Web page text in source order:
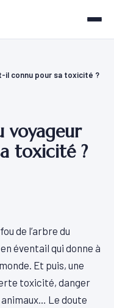
il connu pour sa toxicité ?
voyageur
toxicité ?
de l’arbre du
éventail qui donne à
Et puis, une
toxicité, danger
Le doute